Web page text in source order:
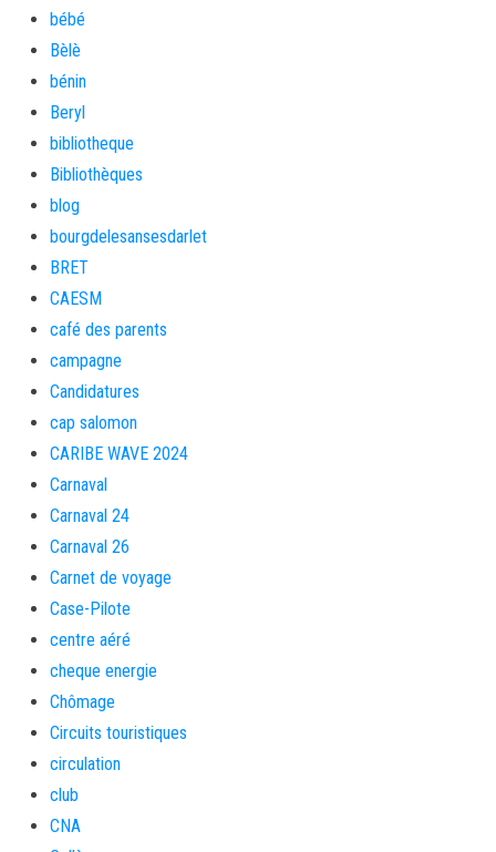
bébé
Bèlè
bénin
Beryl
bibliotheque
Bibliothèques
blog
bourgdelesansesdarlet
BRET
CAESM
café des parents
campagne
Candidatures
cap salomon
CARIBE WAVE 2024
Carnaval
Carnaval 24
Carnaval 26
Carnet de voyage
Case-Pilote
centre aéré
cheque energie
Chômage
Circuits touristiques
circulation
club
CNA